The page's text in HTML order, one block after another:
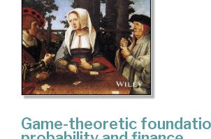
Game-theoretic